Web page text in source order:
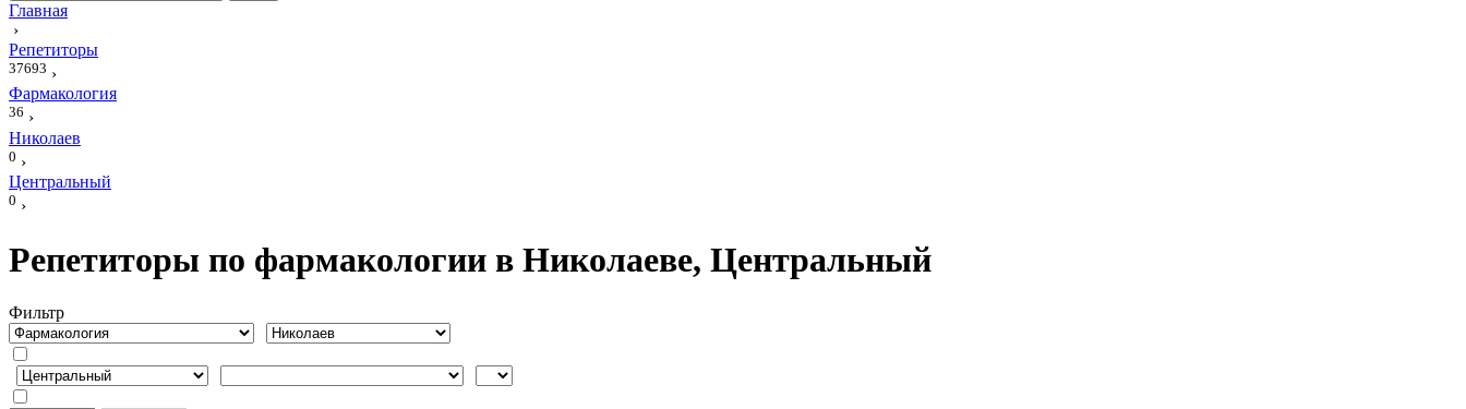
Главная
›
Репетиторы
37693 ›
Фармакология
36 ›
Николаев
0 ›
Центральный
0 ›
Репетиторы по фармакологии в Николаеве, Центральный
Фильтр